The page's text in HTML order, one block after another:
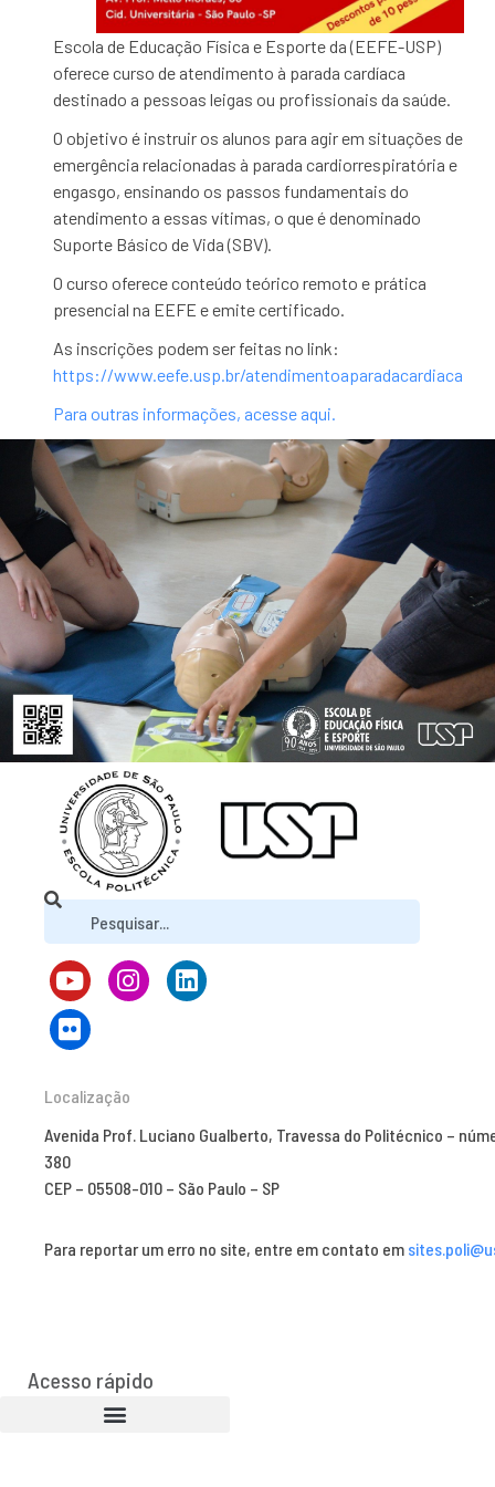
Escola de Educação Física e Esporte da (EEFE-USP)
oferece curso de atendimento à parada cardíaca
destinado a pessoas leigas ou profissionais da saúde.
O objetivo é instruir os alunos para agir em situações de
emergência relacionadas à parada cardiorrespiratória e
engasgo, ensinando os passos fundamentais do
atendimento a essas vítimas, o que é denominado
Suporte Básico de Vida (SBV).
O curso oferece conteúdo teórico remoto e prática
presencial na EEFE e emite certificado.
As inscrições podem ser feitas no link:
https://www.eefe.usp.br/atendimentoaparadacardiaca
Para outras informações, acesse aqui.
Localização
Avenida Prof. Luciano Gualberto, Travessa do Politécnico –
380
CEP – 05508-010 – São Paulo – SP
Para reportar um erro no site, entre em contato em
Acesso rápido